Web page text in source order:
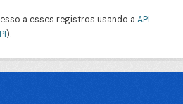
a esses registros usando a API
).